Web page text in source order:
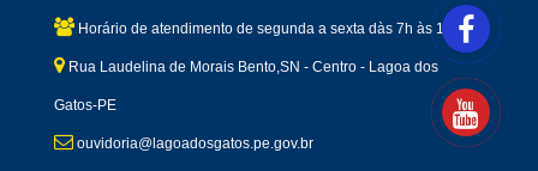
Horário de atendimento de segunda a sexta dàs 7h às 13h
Rua Laudelina de Morais Bento,SN - Centro - Lagoa dos
Gatos-PE
ouvidoria@lagoadosgatos.pe.gov.br